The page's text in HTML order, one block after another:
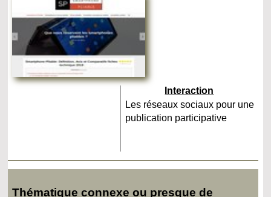
Interaction
Les réseaux sociaux pour une
publication participative
Thématique connexe ou presque de